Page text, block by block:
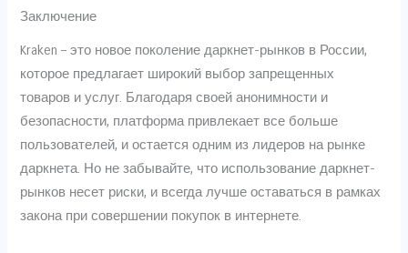
Заключение
Kraken – это новое поколение даркнет-рынков в России,
которое предлагает широкий выбор запрещенных
товаров и услуг. Благодаря своей анонимности и
безопасности, платформа привлекает все больше
пользователей, и остается одним из лидеров на рынке
даркнета. Но не забывайте, что использование даркнет-
рынков несет риски, и всегда лучше оставаться в рамках
закона при совершении покупок в интернете.